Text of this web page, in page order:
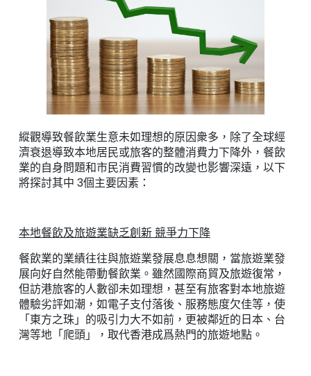
縱觀導致餐飲業生意未如理想的原因衆多，除了全球經
濟衰退導致本地居民或旅客的整體消費力下降外，餐飲
業的自身問題和市民消費習慣的改變也影響深遠，以下
將探討其中 3個主要因素：
本地餐飲及旅遊業缺乏創新 競爭力下降
餐飲業的業績往往與旅遊業發展息息想關，當旅遊業發
展向好自然能帶動餐飲業。雖然國際商貿及旅遊復常，
但訪港旅客的人數卻未如理想，甚至有旅客對本地旅遊
體驗劣評如潮，如電子支付落後、服務態度欠佳等，使
「東方之珠」的吸引力大不如前，更被鄰近的日本、台
灣等地「爬頭」，取代香港成爲熱門的旅遊地點。